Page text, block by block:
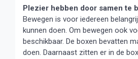
Plezier hebben door samen te
Bewegen is voor iedereen
kunnen doen. Om bewegen ook
beschikbaar. De boxen bevatten
doen. Daarnaast zitten er in de